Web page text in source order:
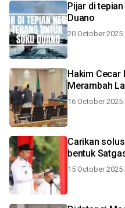
Pijar di
Duano
20 October 2025
Hakim Cecar
Merambah
16 October 2025
Carikan
bentuk
15 October 2025